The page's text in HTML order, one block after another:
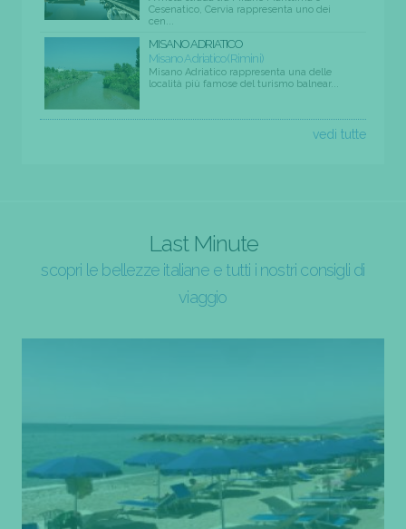
Cesenatico, Cervia rappresenta uno dei
cen...
MISANO ADRIATICO
Misano Adriatico (Rimini)
Misano Adriatico rappresenta una delle
località più famose del turismo balnear...
vedi tutte
Last Minute
scopri le bellezze italiane e tutti i nostri consigli di
viaggio